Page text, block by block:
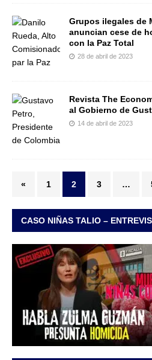
Grupos ilegales de
anuncian cese de
con la Paz Total
28 de abril de 2023
Revista The
al Gobierno de
14 de abril de 2023
« 1 2 3 …
CASO NIÑAS TALIO –